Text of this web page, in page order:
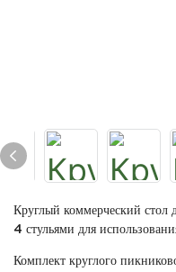
Круглый коммерческий
4 стульями для
Комплект круглого